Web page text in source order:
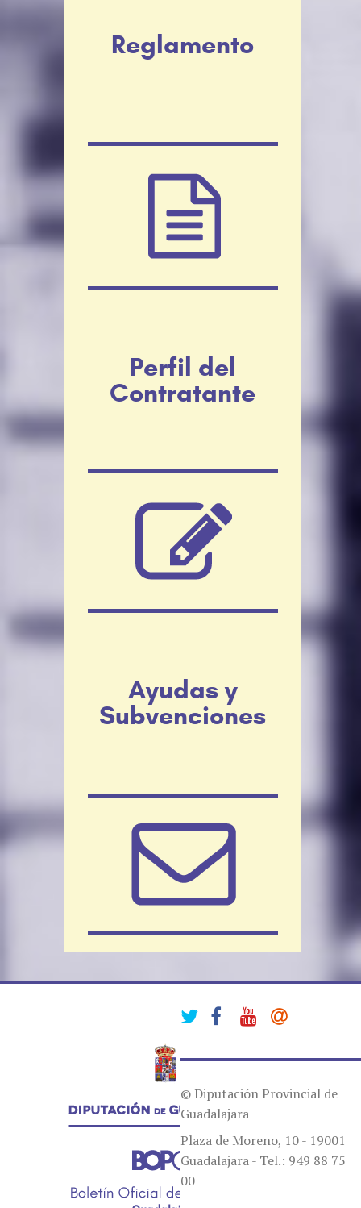
Reglamento
Perfil del
Contratante
Ayudas y
Subvenciones
© Diputación Provincial de
Guadalajara
Plaza de Moreno, 10 - 19001
Guadalajara - Tel.: 949 88 75
00